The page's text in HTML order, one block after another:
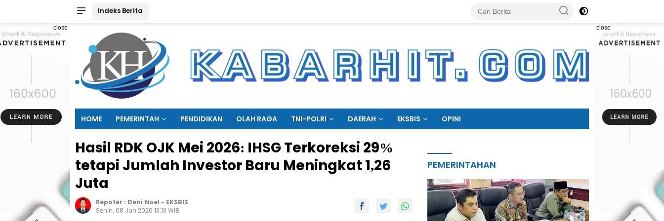
Indeks Berita
close close
HOME PEMERINTAH PENDIDIKAN OLAH RAGA TNI-POLRI DAERAH EKSBIS OPINI
Hasil RDK OJK Mei 2026: IHSG Terkoreksi 29%
tetapi Jumlah Investor Baru Meningkat 1,26
Juta
Repoter : Deni Noel - EKSBIS
Senin, 08 Jun 2026 13:13 WIB
PEMERINTAHAN